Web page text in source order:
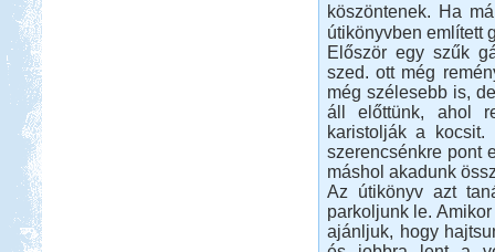
köszöntenek. Ha
útikönyvben említett
Először egy szűk
szed. ott még
még szélesebb is,
áll előttünk, ahol
karistolják a
szerencsénkre pont
máshol akadunk
Az útikönyv azt
parkoljunk le.
ajánljuk, hogy